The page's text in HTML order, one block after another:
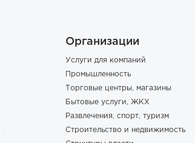
Организации
Услуги для компаний
Промышленность
Торговые центры, магазины
Бытовые услуги, ЖКХ
Развлечения, спорт, туризм
Строительство и недвижимость